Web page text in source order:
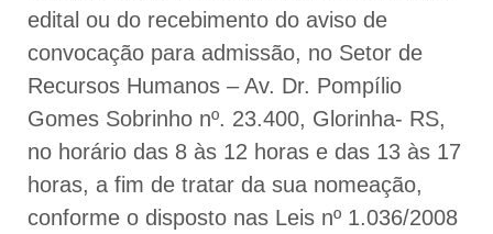
edital ou do recebimento do aviso de
convocação para admissão, no Setor de
Recursos Humanos – Av. Dr. Pompílio
Gomes Sobrinho nº. 23.400, Glorinha- RS,
no horário das 8 às 12 horas e das 13 às 17
horas, a fim de tratar da sua nomeação,
conforme o disposto nas Leis nº 1.036/2008